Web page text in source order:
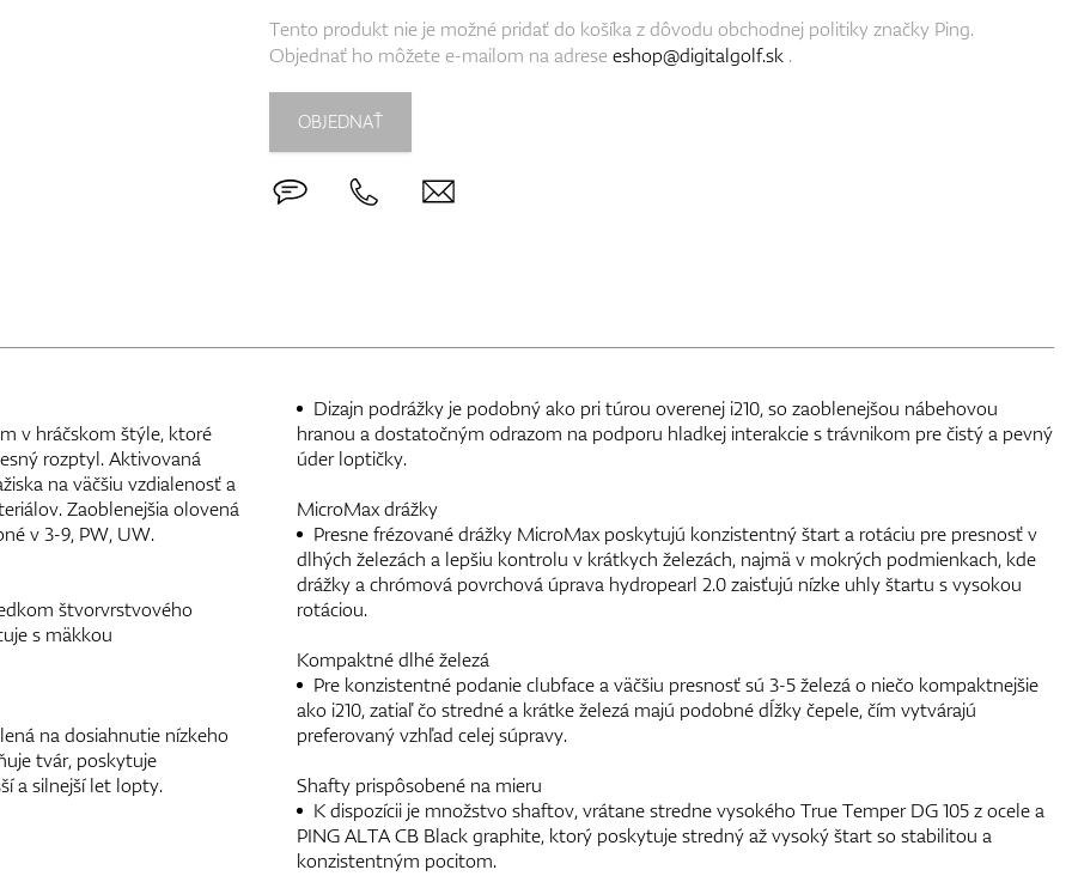
Tento produkt nie je možné pridať do košíka z dôvodu obchodnej politiky značky Ping.
Objednať ho môžete e-mailom na adreseeshop@digitalgolf.sk .
OBJEDNAŤ
v hráčskom štýle, ktoré
rozptyl. Aktivovaná
na väčšiu vzdialenosť a
Zaoblenejšia olovená
v 3-9, PW, UW.
štvorvrstvového
s mäkkou
na dosiahnutie nízkeho
tvár, poskytuje
a silnejší let lopty.
Dizajn podrážky je podobný ako pri túrou overenej i210, so zaoblenejšou nábehovou
hranou a dostatočným odrazom na podporu hladkej interakcie s trávnikom pre čistý a pevný
úder loptičky.
MicroMax drážky
Presne frézované drážky MicroMax poskytujú konzistentný štart a rotáciu pre presnosť v
dlhých železách a lepšiu kontrolu v krátkych železách, najmä v mokrých podmienkach, kde
drážky a chrómová povrchová úprava hydropearl 2.0 zaisťujú nízke uhly štartu s vysokou
rotáciou.
Kompaktné dlhé železá
Pre konzistentné podanie clubface a väčšiu presnosť sú 3-5 železá o niečo kompaktnejšie
ako i210, zatiaľ čo stredné a krátke železá majú podobné dĺžky čepele, čím vytvárajú
preferovaný vzhľad celej súpravy.
Shafty prispôsobené na mieru
K dispozícii je množstvo shaftov, vrátane stredne vysokého True Temper DG 105 z ocele a
PING ALTA CB Black graphite, ktorý poskytuje stredný až vysoký štart so stabilitou a
konzistentným pocitom.